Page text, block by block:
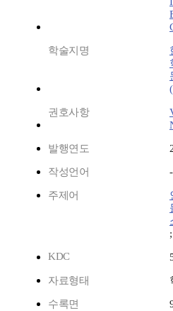
학술지명
권호사항
발행연도
작성언어 -
주제어
;
KDC
자료형태
수록면